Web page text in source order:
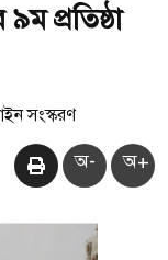
প্রতিষ্ঠা
সংস্করণ
অ- অ+